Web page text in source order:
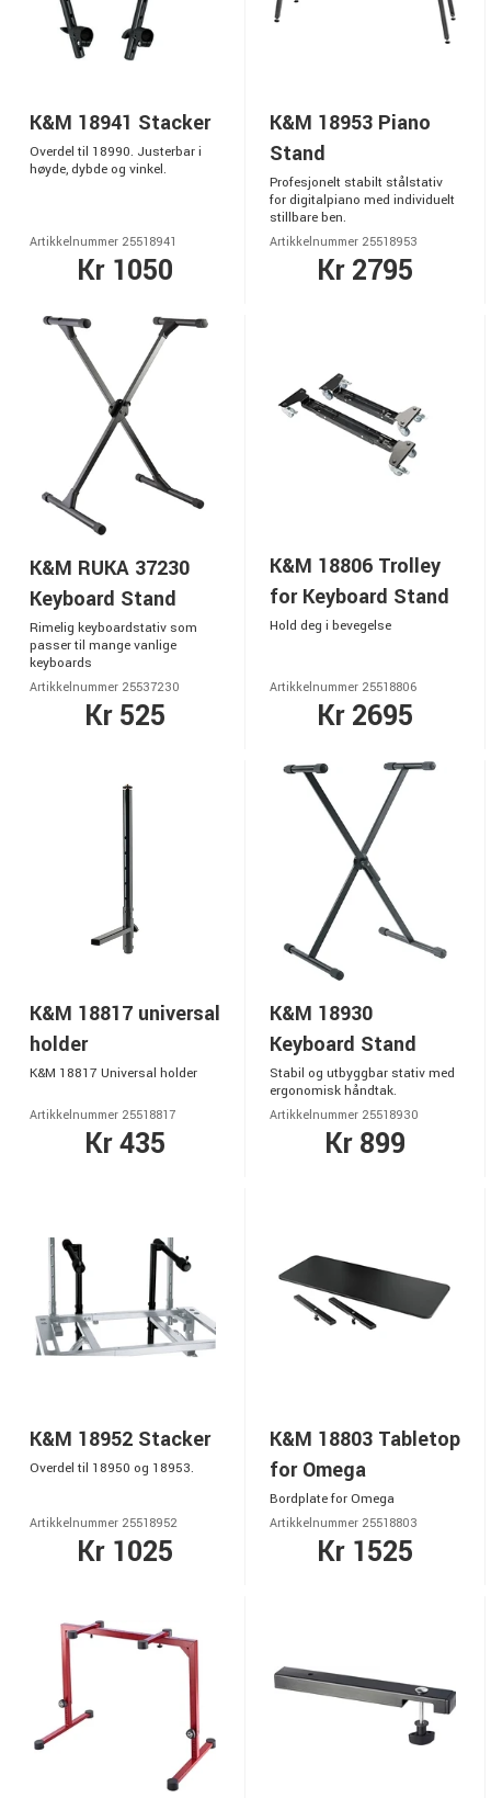
K&M 18941 Stacker
Overdel til 18990. Justerbar i
høyde, dybde og vinkel.
Artikkelnummer 25518941
Kr 1050
K&M 18953 Piano
Stand
Profesjonelt stabilt stålstativ
for digitalpiano med individuelt
stillbare ben.
Artikkelnummer 25518953
Kr 2795
K&M RUKA 37230
Keyboard Stand
Rimelig keyboardstativ som
passer til mange vanlige
keyboards
Artikkelnummer 25537230
Kr 525
K&M 18806 Trolley
for Keyboard Stand
Hold deg i bevegelse
Artikkelnummer 25518806
Kr 2695
K&M 18817 universal
holder
K&M 18817 Universal holder
Artikkelnummer 25518817
Kr 435
K&M 18930
Keyboard Stand
Stabil og utbyggbar stativ med
ergonomisk håndtak.
Artikkelnummer 25518930
Kr 899
K&M 18952 Stacker
Overdel til 18950 og 18953.
Artikkelnummer 25518952
Kr 1025
K&M 18803 Tabletop
for Omega
Bordplate for Omega
Artikkelnummer 25518803
Kr 1525